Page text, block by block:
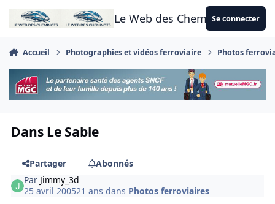
Aller au contenu
Le Web des CheminotsSe connecter
Accueil Photographies et vidéos ferroviaire Photos
Dans Le Sable
Partager
Abonnés
Par Jimmy_3d
25 avril 200521 ans dans Photos ferroviaires